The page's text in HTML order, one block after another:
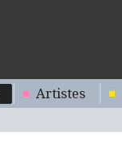
Artistes